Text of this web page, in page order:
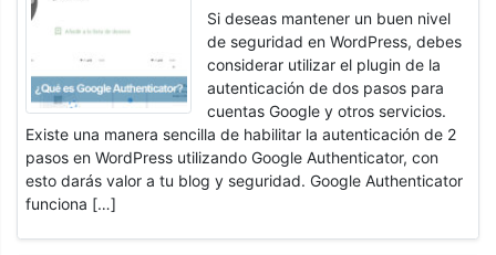
Si deseas mantener un buen nivel
de seguridad en WordPress, debes
considerar utilizar el plugin de la
autenticación de dos pasos para
cuentas Google y otros servicios.
Existe una manera sencilla de habilitar la autenticación de 2
pasos en WordPress utilizando Google Authenticator, con
esto darás valor a tu blog y seguridad. Google Authenticator
funciona […]